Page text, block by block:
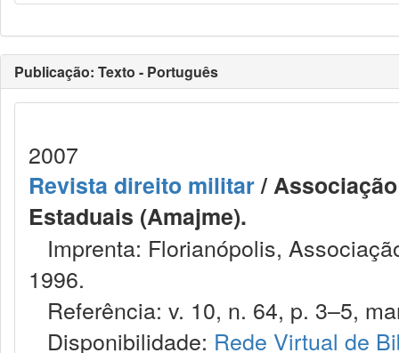
Publicação: Texto - Português
2007
Revista direito militar/
Estaduais (Amajme).
Imprenta: Florianópolis,
1996.
Referência: v. 10, n. 64, p. 3–5,
Disponibilidade: Rede Virtual de